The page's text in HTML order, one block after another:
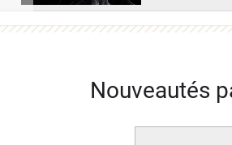
Nouveautés